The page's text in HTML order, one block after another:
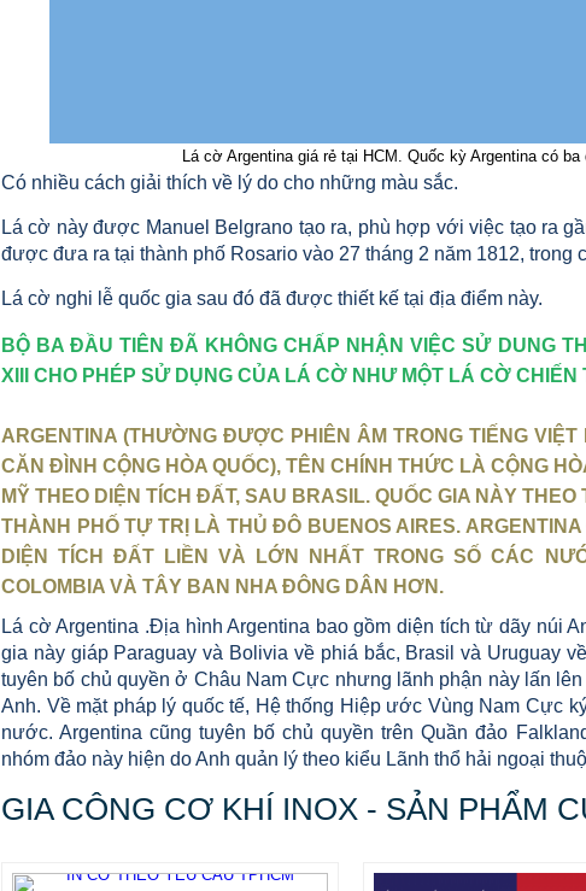
Lá cờ Argentina giá rẻ tại HCM. Quốc kỳ Argentina có
Có nhiều cách giải thích về lý do cho những màu sắc.
Lá cờ này được Manuel Belgrano tạo ra, phù hợp với việc tạo ra
được đưa ra tại thành phố Rosario vào 27 tháng 2 năm 1812, trong
Lá cờ nghi lễ quốc gia sau đó đã được thiết kế tại địa điểm này.
BỘ BA ĐẦU TIÊN ĐÃ KHÔNG CHẤP NHẬN VIỆC SỬ DUNG
XIII CHO PHÉP SỬ DỤNG CỦA LÁ CỜ NHƯ MỘT LÁ CỜ CHIẾN
ARGENTINA (THƯỜNG ĐƯỢC PHIÊN ÂM TRONG TIẾNG
CĂN ĐÌNH CỘNG HÒA QUỐC), TÊN CHÍNH THỨC LÀ CỘNG
MỸ THEO DIỆN TÍCH ĐẤT, SAU BRASIL. QUỐC GIA NÀY
THÀNH PHỐ TỰ TRỊ LÀ THỦ ĐÔ BUENOS AIRES.
DIỆN TÍCH ĐẤT LIỀN VÀ LỚN NHẤT TRONG SỐ CÁC
COLOMBIA VÀ TÂY BAN NHA ĐÔNG DÂN HƠN.
Lá cờ Argentina .Địa hình Argentina bao gồm diện tích từ dãy núi
gia này giáp Paraguay và Bolivia về phiá bắc, Brasil và Uruguay
tuyên bố chủ quyền ở Châu Nam Cực nhưng lãnh phận này lấn
Anh. Về mặt pháp lý quốc tế, Hệ thống Hiệp ước Vùng Nam Cực
nước. Argentina cũng tuyên bố chủ quyền trên Quần đảo
nhóm đảo này hiện do Anh quản lý theo kiểu Lãnh thổ hải ngoại
GIA CÔNG CƠ KHÍ INOX - SẢN PHẨM